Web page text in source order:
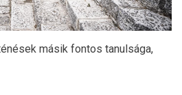
másik fontos tanulsága,